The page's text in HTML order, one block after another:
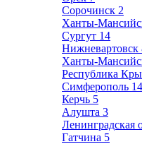
Сорочинск 2
Ханты-
Сургут 14
Нижневартовск
Ханты-
Республика
Симферополь 14
Керчь 5
Алушта 3
Ленинградская
Гатчина 5